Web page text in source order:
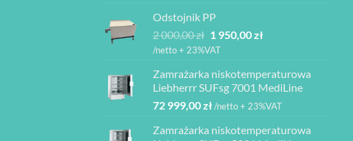
080,00 zł
Odstojnik PP
2 000,00zł Pierwotna
cena
2
000,00 zł.
1 950,00złAktualna
1
950,00 zł.
/netto + 23%VAT
Zamrażarka niskotemperaturowa
Liebherrr SUFsg 7001 MediLine
72 999,00zł/netto + 23%VAT
Zamrażarka niskotemperaturowa